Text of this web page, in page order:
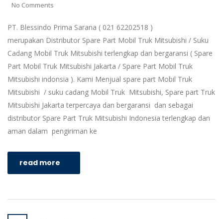
No Comments
PT. Blessindo Prima Sarana ( 021 62202518 )
merupakan Distributor Spare Part Mobil Truk Mitsubishi / Suku
Cadang Mobil Truk Mitsubishi terlengkap dan bergaransi ( Spare
Part Mobil Truk Mitsubishi Jakarta / Spare Part Mobil Truk
Mitsubishi indonsia ). Kami Menjual spare part Mobil Truk
Mitsubishi / suku cadang Mobil Truk Mitsubishi, Spare part Truk
Mitsubishi Jakarta terpercaya dan bergaransi dan sebagai
distributor Spare Part Truk Mitsubishi Indonesia terlengkap dan
aman dalam pengiriman ke
read more